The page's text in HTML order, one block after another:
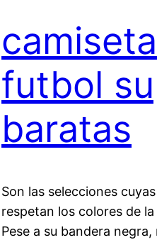
futbol
baratas
Son las selecciones
respetan los colores de
Pese a su bandera